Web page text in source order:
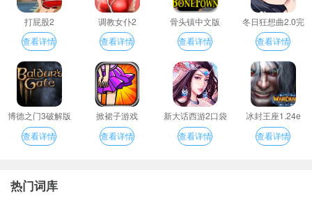
打屁股2
查看详情
调教女仆2
查看详情
骨头镇中文版
查看详情
冬日狂想曲2.0完
整汉化版
查看详情
博德之门3破解版
查看详情
掀裙子游戏
查看详情
新大话西游2口袋
版
查看详情
冰封王座1.24e
查看详情
热门词库